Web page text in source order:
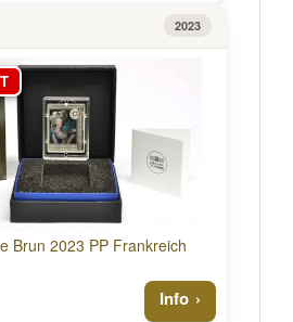
2023
Brun 2023 PP Frankreich
Info